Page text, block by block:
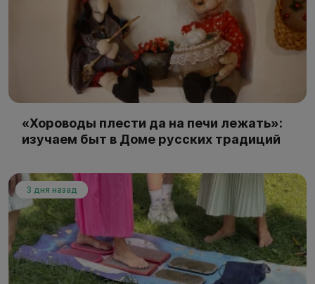
«Хороводы плести да на печи лежать»:
изучаем быт в Доме русских традиций
3 дня назад